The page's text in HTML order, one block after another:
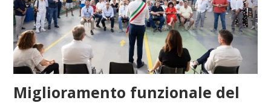
Miglioramento funzionale del